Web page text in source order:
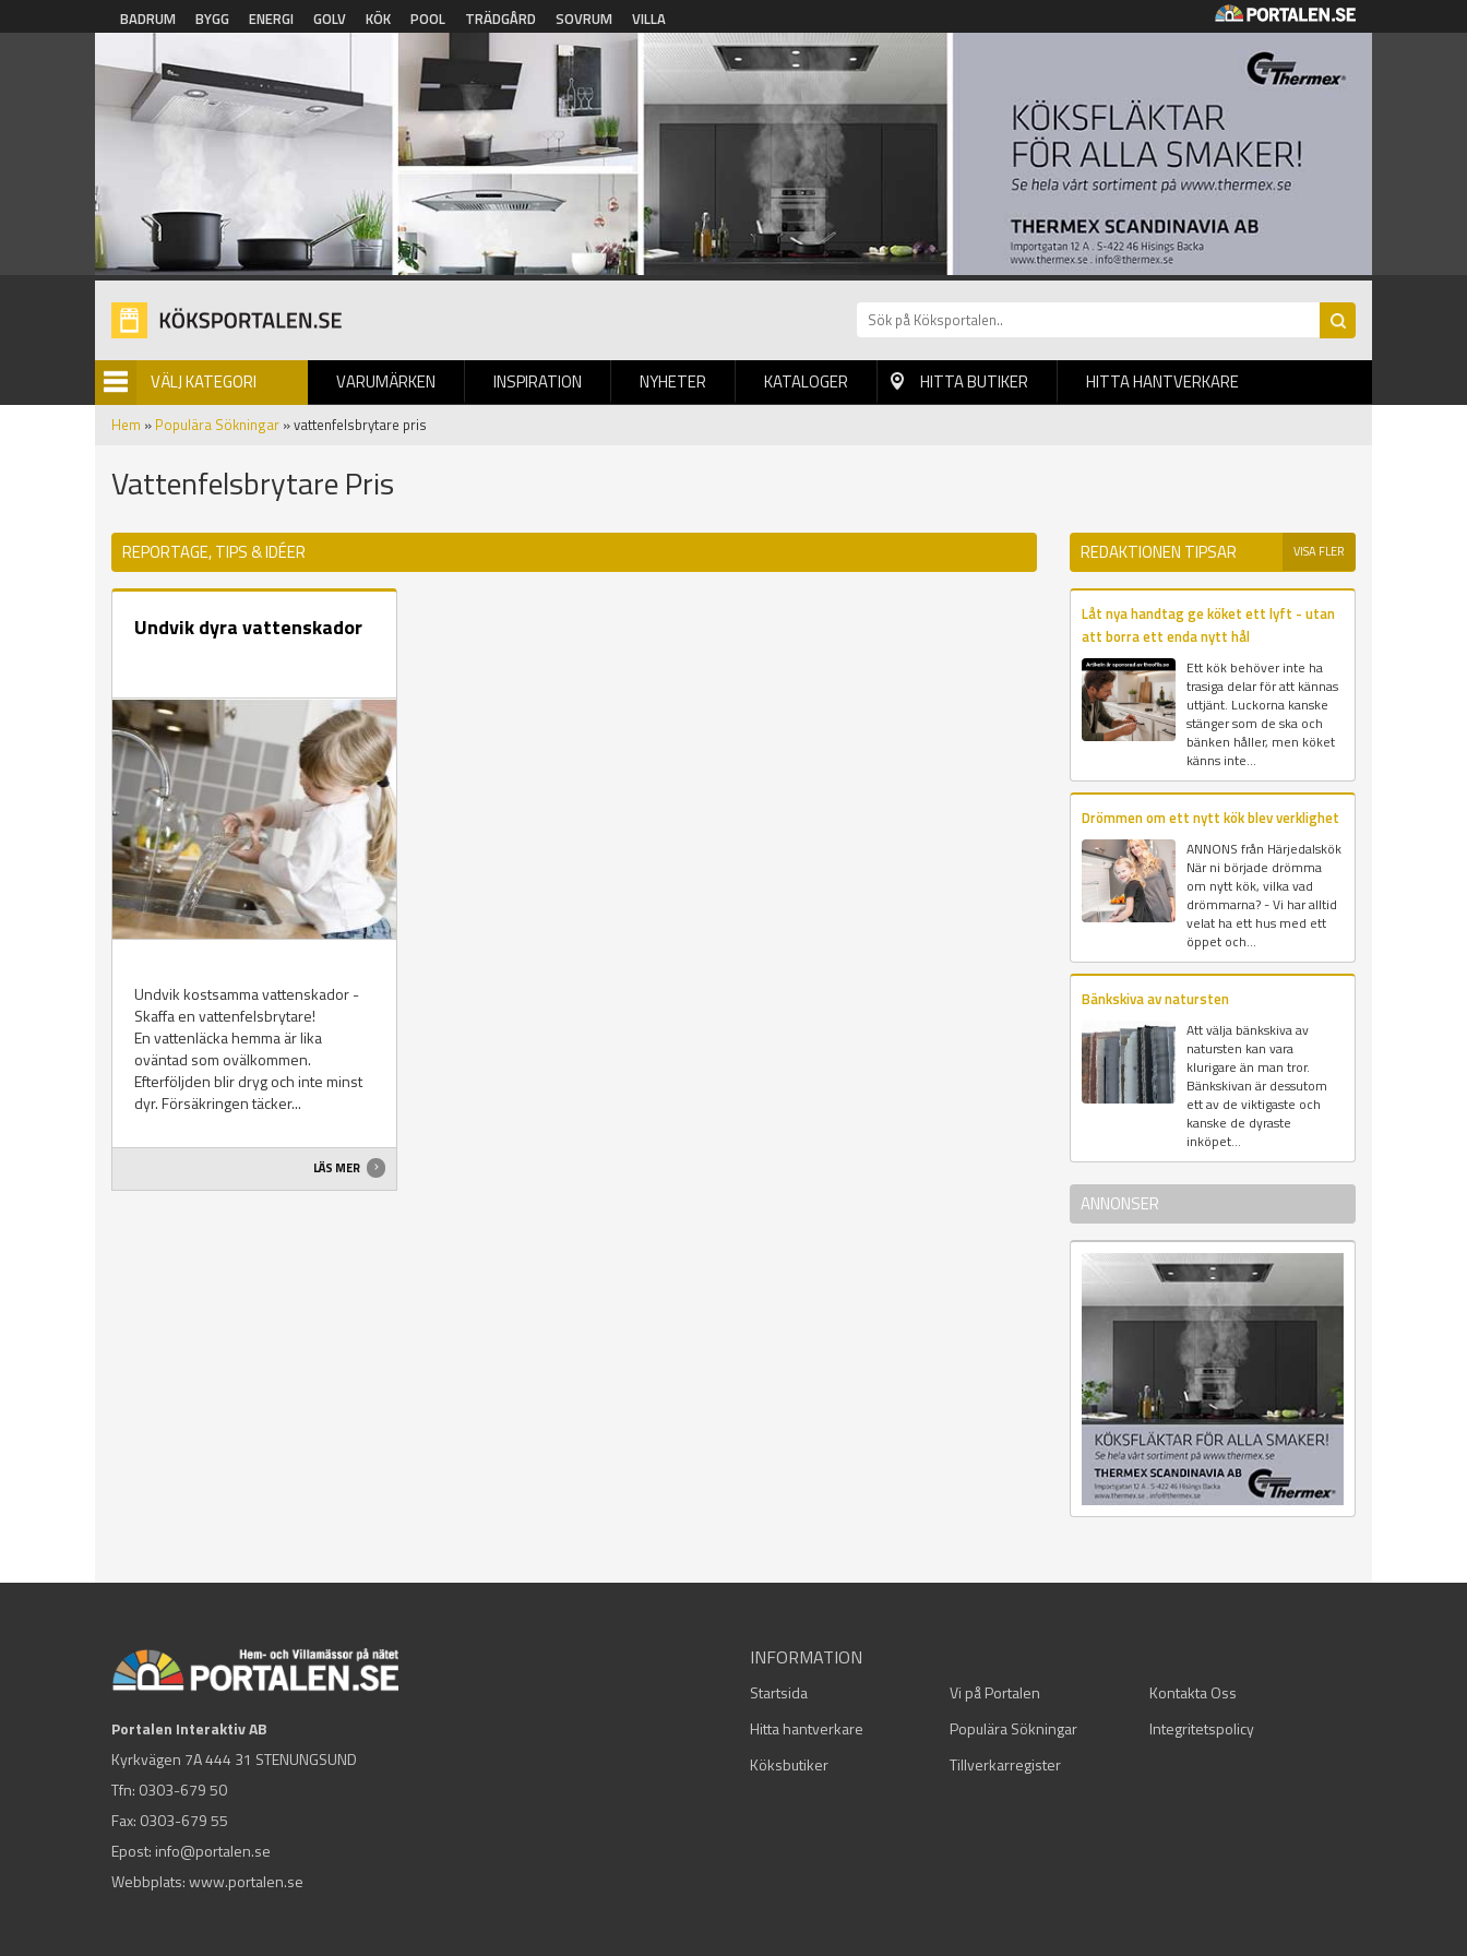
Hoppa till huvudinnehåll
BADRUM BYGG ENERGI GOLV KÖK POOL TRÄDGÅRD SOVRUM VILLA
VÄLJ KATEGORI VARUMÄRKEN INSPIRATION NYHETER
BILDGALLERI KATALOGER HITTA BUTIKER HITTA HANTVERKARE
Hem » Populära Sökningar » vattenfelsbrytare pris
Vattenfelsbrytare Pris
REPORTAGE, TIPS & IDÉER
Undvik dyra vattenskador
Undvik kostsamma vattenskador -
Skaffa en vattenfelsbrytare!
En vattenläcka hemma är lika
oväntad som ovälkommen.
Efterföljden blir dryg och inte minst
dyr. Försäkringen täcker...
LÄS MER
REDAKTIONEN TIPSAR VISA FLER
Låt nya handtag ge köket ett lyft - utan
att borra ett enda nytt hål
Ett kök behöver inte ha
trasiga delar för att kännas
uttjänt. Luckorna kanske
stänger som de ska och
bänken håller, men köket
känns inte...
Drömmen om ett nytt kök blev verklighet
ANNONS från Härjedalskök
När ni började drömma
om nytt kök, vilka vad
drömmarna? - Vi har alltid
velat ha ett hus med ett
öppet och...
Bänkskiva av natursten
Att välja bänkskiva av
natursten kan vara
klurigare än man tror.
Bänkskivan är dessutom
ett av de viktigaste och
kanske de dyraste
inköpet...
ANNONSER
Portalen Interaktiv AB
Kyrkvägen 7A 444 31 STENUNGSUND
Tfn: 0303-679 50
Fax: 0303-679 55
Epost: info@portalen.se
Webbplats: www.portalen.se
INFORMATION
Startsida Vi på Portalen
Kontakta Oss
Hitta hantverkare
Populära Sökningar
Integritetspolicy
Köksbutiker
Tillverkarregister